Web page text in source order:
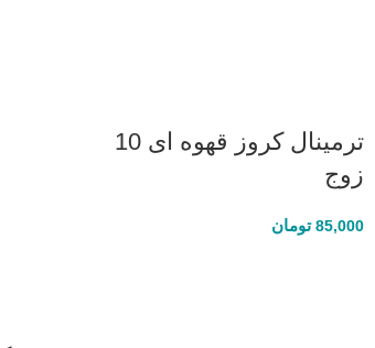
ترمینال کروز قهوه ای 10
زوج
85,000 تومان